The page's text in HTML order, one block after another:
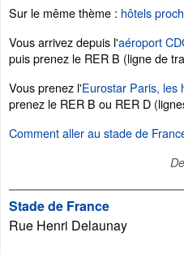
Sur le même thème : hôtels
Vous arrivez depuis l'aéroport
puis prenez le RER B (ligne de
Vous prenez l'Eurostar Paris, les
prenez le RER B ou RER D
Comment aller au stade de
Stade de France
Rue Henri Delaunay